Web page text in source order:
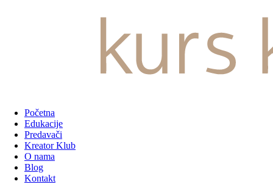
Početna
Edukacije
Predavači
Kreator Klub
O nama
Blog
Kontakt